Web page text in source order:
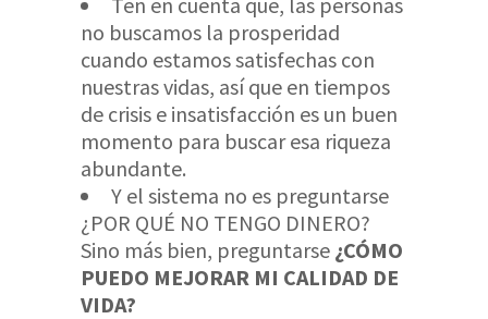
no buscamos la prosperidad
cuando estamos satisfechas con
nuestras vidas, así que en tiempos
de crisis e insatisfacción es un buen
momento para buscar esa riqueza
abundante.
Y el sistema no es preguntarse
¿POR QUÉ NO TENGO DINERO?
Sino más bien, preguntarse ¿CÓMO
PUEDO MEJORAR MI CALIDAD DE
VIDA?